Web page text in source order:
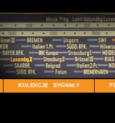
KOLEKCJE SYGNAŁY